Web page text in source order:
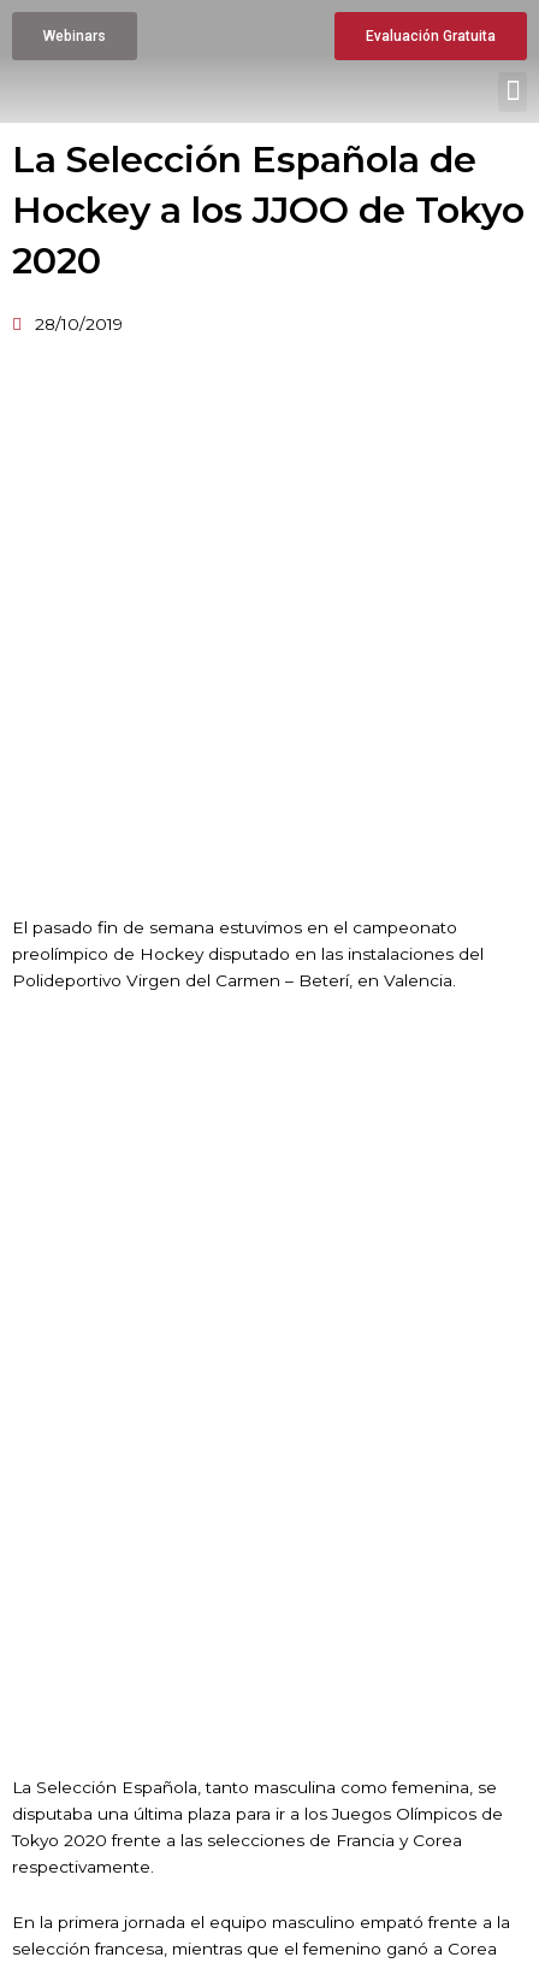
contenido
Webinars Evaluación Gratuita
La Selección Española de
Hockey a los JJOO de Tokyo
2020
28/10/2019
El pasado fin de semana estuvimos en el campeonato
preolímpico de Hockey disputado en las instalaciones del
Polideportivo Virgen del Carmen – Beterí, en Valencia.
La Selección Española, tanto masculina como femenina, se
disputaba una última plaza para ir a los Juegos Olímpicos de
Tokyo 2020 frente a las selecciones de Francia y Corea
respectivamente.
En la primera jornada el equipo masculino empató frente a la
selección francesa, mientras que el femenino ganó a Corea